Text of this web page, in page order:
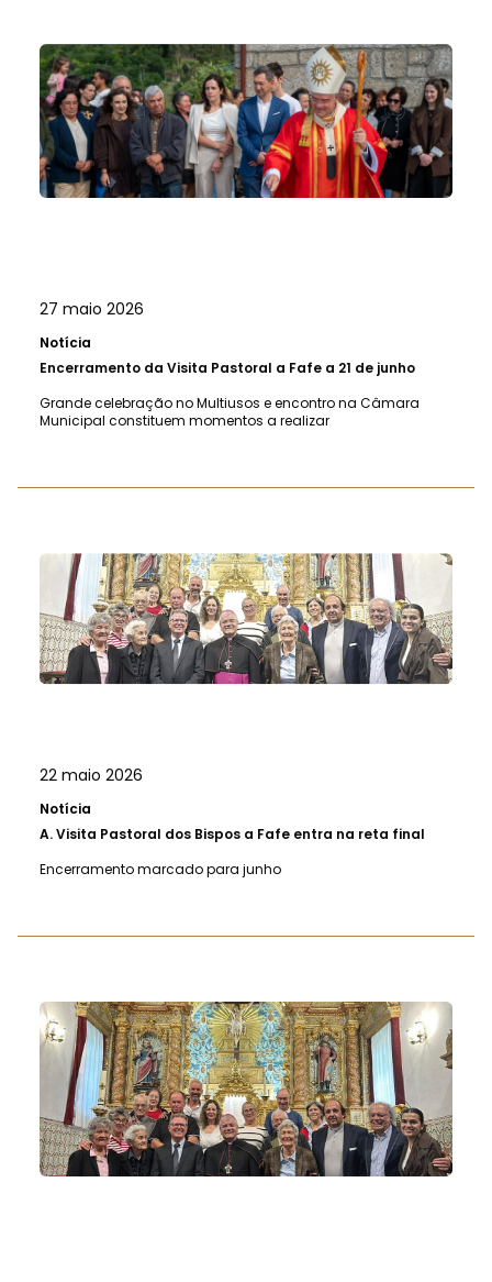
27 maio 2026
Notícia
Encerramento da Visita Pastoral a Fafe a 21 de junho
Grande celebração no Multiusos e encontro na Câmara
Municipal constituem momentos a realizar
22 maio 2026
Notícia
A.Visita Pastoral dos Bispos a Fafe entra na reta final
Encerramento marcado para junho